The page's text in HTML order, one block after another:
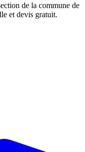
de la commune de
et devis gratuit.